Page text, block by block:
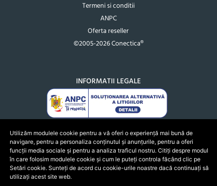
Termeni si conditii
ANPC
Oferta reseller
©2005-2026 Conectica®
INFORMATII LEGALE
Utilizăm modulele cookie pentru a vă oferi o experiență mai bună de
navigare, pentru a personaliza conținutul și anunțurile, pentru a oferi
funcții media sociale și pentru a analiza traficul nostru. Citiți despre modul
în care folosim modulele cookie și cum le puteți controla făcând clic pe
Setări cookie. Sunteți de acord cu cookie-urile noastre dacă continuați să
utilizați acest site web.